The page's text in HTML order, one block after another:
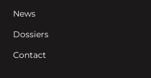
News
Dossiers
Contact